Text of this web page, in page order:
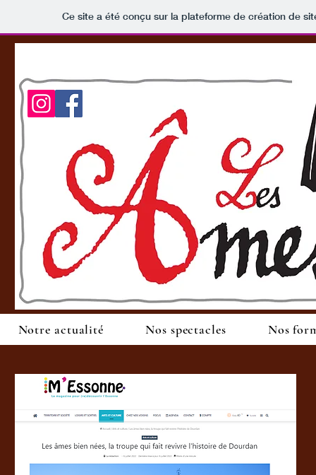
Ce site a été conçu sur la plateforme de création de
Notre actualité Nos spectacles Nos